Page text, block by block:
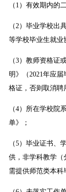
（1）有效期内的
（2）毕业学校出
等学校毕业生就业
（3）教师资格证
明》（2021年应
格证，否则取消聘
（4）所在学校院
单》；
（5）毕业证书、
供，非学科教学（
需提供师范类本科